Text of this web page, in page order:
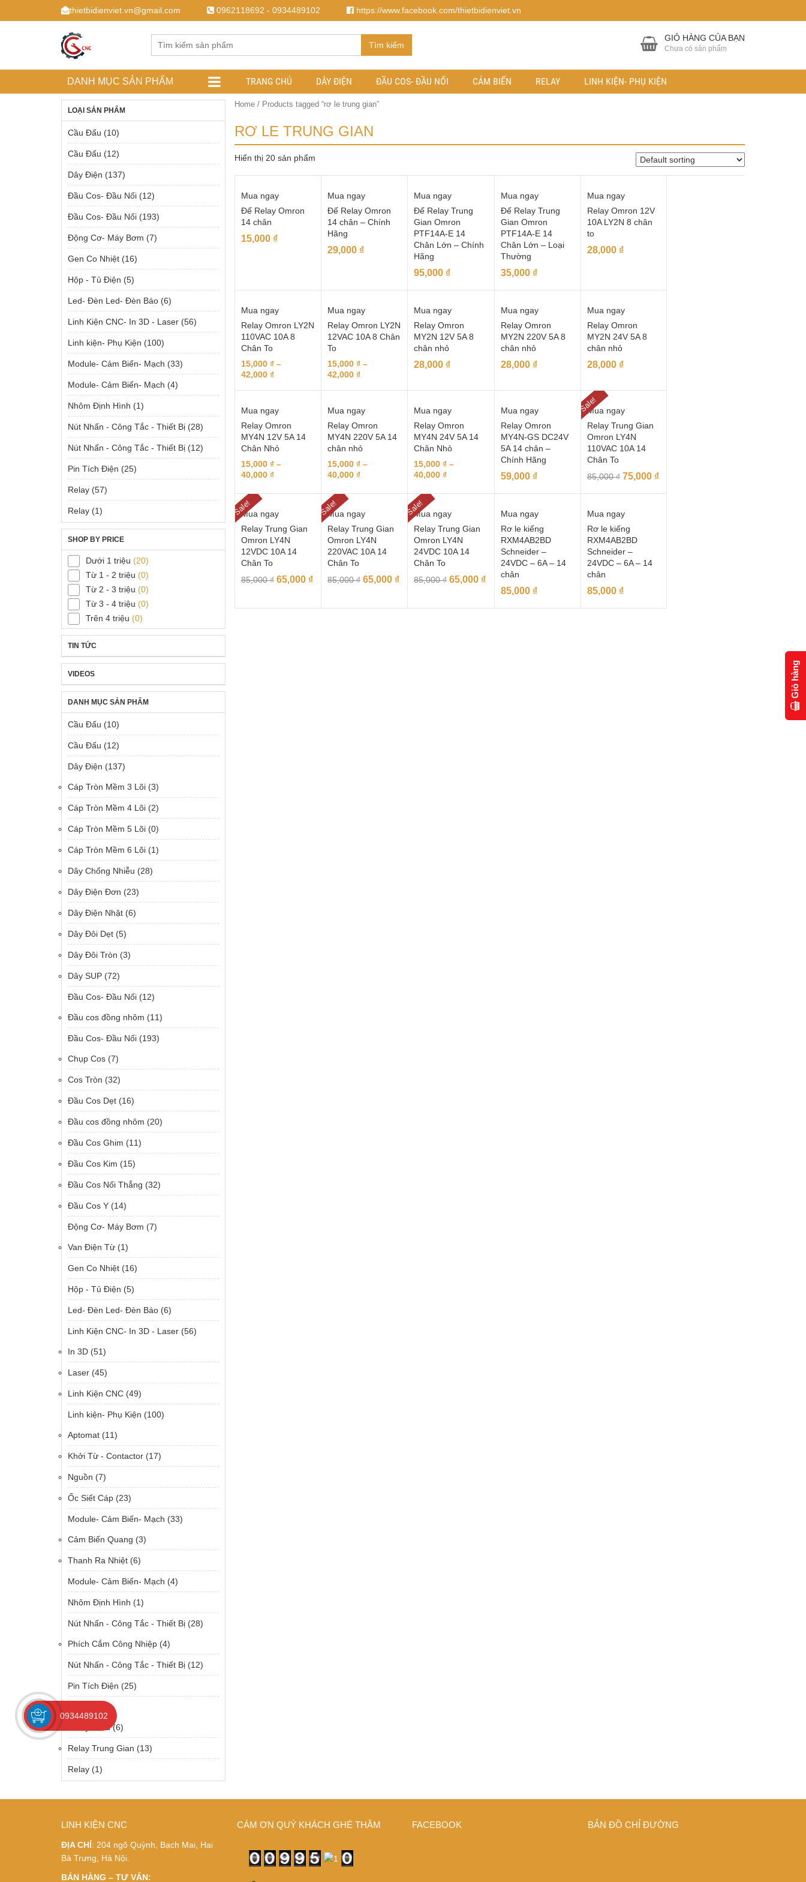
thietbidienviet.vn@gmail.com 0962118692 - 0934489102 https://www.facebook.com/thietbidienviet.vn
Tìm kiếm
GIỎ HÀNG CỦA BẠN
Chưa có sản phẩm
DANH MỤC SẢN PHẨM TRANG CHỦ DÂY ĐIỆN ĐẦU COS- ĐẦU NỐI CẢM BIẾN RELAY LINH KIỆN- PHỤ KIỆN
Home/ Products tagged “rơ le trung gian”
RƠ LE TRUNG GIAN
Hiển thị 20 sản phẩm
Mua ngay
Đế Relay Omron
14 chân
15,000 ₫
Mua ngay
Đế Relay Omron
14 chân – Chính
Hãng
29,000 ₫
Mua ngay
Đế Relay Trung
Gian Omron
PTF14A-E 14
Chân Lớn – Chính
Hãng
95,000 ₫
Mua ngay
Đế Relay Trung
Gian Omron
PTF14A-E 14
Chân Lớn – Loại
Thường
35,000 ₫
Mua ngay
Relay Omron 12V
10A LY2N 8 chân
to
28,000 ₫
Mua ngay
Relay Omron LY2N
110VAC 10A 8
Chân To
15,000 ₫–
42,000 ₫
Mua ngay
Relay Omron LY2N
12VAC 10A 8 Chân
To
15,000 ₫ –
42,000 ₫
Mua ngay
Relay Omron
MY2N 12V 5A 8
chân nhỏ
28,000 ₫
Mua ngay
Relay Omron
MY2N 220V 5A 8
chân nhỏ
28,000 ₫
Mua ngay
Relay Omron
MY2N 24V 5A 8
chân nhỏ
28,000 ₫
Mua ngay
Relay Omron
MY4N 12V 5A 14
Chân Nhỏ
15,000 ₫–
40,000 ₫
Mua ngay
Relay Omron
MY4N 220V 5A 14
chân nhỏ
15,000 ₫ –
40,000 ₫
Mua ngay
Relay Omron
MY4N 24V 5A 14
Chân Nhỏ
15,000 ₫ –
40,000 ₫
Mua ngay
Relay Omron
MY4N-GS DC24V
5A 14 chân –
Chính Hãng
59,000 ₫
Sale!
Mua ngay
Relay Trung Gian
Omron LY4N
110VAC 10A 14
Chân To
85,000₫ 75,000 ₫
Sale!
Mua ngay
Relay Trung Gian
Omron LY4N
12VDC 10A 14
Chân To
85,000₫ 65,000 ₫
Sale!
Mua ngay
Relay Trung Gian
Omron LY4N
220VAC 10A 14
Chân To
85,000₫ 65,000 ₫
Sale!
Mua ngay
Relay Trung Gian
Omron LY4N
24VDC 10A 14
Chân To
85,000₫ 65,000 ₫
Mua ngay
Rơ le kiếng
RXM4AB2BD
Schneider –
24VDC – 6A – 14
chân
85,000 ₫
Mua ngay
Rơ le kiếng
RXM4AB2BD
Schneider –
24VDC – 6A – 14
chân
85,000 ₫
LOẠI SẢN PHẨM
Cầu Đấu (10)
Cầu Đấu (12)
Dây Điện (137)
Đầu Cos- Đầu Nối (12)
Đầu Cos- Đầu Nối (193)
Động Cơ- Máy Bơm (7)
Gen Co Nhiệt (16)
Hộp - Tủ Điện (5)
Led- Đèn Led- Đèn Báo (6)
Linh Kiện CNC- In 3D - Laser (56)
Linh kiện- Phụ Kiện (100)
Module- Cảm Biến- Mạch (33)
Module- Cảm Biến- Mạch (4)
Nhôm Định Hình (1)
Nút Nhấn - Công Tắc - Thiết Bị (28)
Nút Nhấn - Công Tắc - Thiết Bị (12)
Pin Tích Điện (25)
Relay (57)
Relay (1)
SHOP BY PRICE
Dưới 1 triệu (20)
Từ 1 - 2 triệu (0)
Từ 2 - 3 triệu (0)
Từ 3 - 4 triệu (0)
Trên 4 triệu (0)
TIN TỨC
VIDEOS
DANH MỤC SẢN PHẨM
Cầu Đấu (10)
Cầu Đấu (12)
Dây Điện (137)
Cáp Tròn Mềm 3 Lõi (3)
Cáp Tròn Mềm 4 Lõi (2)
Cáp Tròn Mềm 5 Lõi (0)
Cáp Tròn Mềm 6 Lõi (1)
Dây Chống Nhiễu (28)
Dây Điện Đơn (23)
Dây Điện Nhật (6)
Dây Đôi Dẹt (5)
Dây Đôi Tròn (3)
Dây SUP (72)
Đầu Cos- Đầu Nối (12)
Đầu cos đồng nhôm (11)
Đầu Cos- Đầu Nối (193)
Chụp Cos (7)
Cos Tròn (32)
Đầu Cos Dẹt (16)
Đầu cos đồng nhôm (20)
Đầu Cos Ghim (11)
Đầu Cos Kim (15)
Đầu Cos Nối Thẳng (32)
Đầu Cos Y (14)
Động Cơ- Máy Bơm (7)
Van Điện Từ (1)
Gen Co Nhiệt (16)
Hộp - Tủ Điện (5)
Led- Đèn Led- Đèn Báo (6)
Linh Kiện CNC- In 3D - Laser (56)
In 3D (51)
Laser (45)
Linh Kiện CNC (49)
Linh kiện- Phụ Kiện (100)
Aptomat (11)
Khởi Từ - Contactor (17)
Nguồn (7)
Ốc Siết Cáp (23)
Module- Cảm Biến- Mạch (33)
Cảm Biến Quang (3)
Thanh Ra Nhiệt (6)
Module- Cảm Biến- Mạch (4)
Nhôm Định Hình (1)
Nút Nhấn - Công Tắc - Thiết Bị (28)
Phích Cắm Công Nhiệp (4)
Nút Nhấn - Công Tắc - Thiết Bị (12)
Pin Tích Điện (25)
Relay Solid (6)
Relay Trung Gian (13)
Relay (1)
LINH KIỆN CNC
ĐỊA CHỈ: 204 ngõ Quỳnh, Bạch Mai, Hai
Bà Trưng, Hà Nội.
BÁN HÀNG – TƯ VẤN:
CÁM ƠN QUÝ KHÁCH GHÉ THĂM FACEBOOK BẢN ĐỒ CHỈ ĐƯỜNG
0934489102
Giỏ hàng